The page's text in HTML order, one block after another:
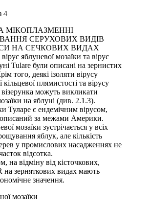
4
МІКОПЛАЗМЕННІ
СЕРУХОВИХ ВИДІВ
НА СЕЧКОВИХ ВИДАХ
яблуневої мозаїки та вірус
Tulare були описані на зернистих
того, деякі ізоляти вірусу
плямистості та вірусу
візерунка можуть викликати
на яблуні (див. 2.1.3).
Туларе є ендемічним вірусом,
за межами Америки.
мозаїки зустрічається у всіх
яблук, але кількість
у промислових насадженнях не
відсотка.
на відміну від кісточкових,
на зерняткових видах мають
значення.
мозаїки